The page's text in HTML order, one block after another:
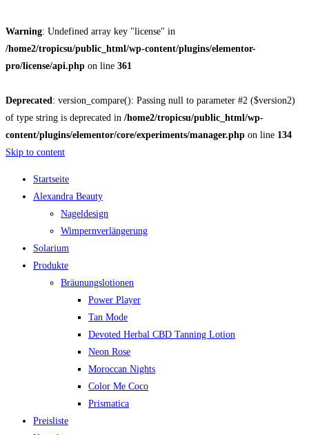
Warning: Undefined array key "license" in
/home2/tropicsu/public_html/wp-content/plugins/elementor-
pro/license/api.php on line 361
Deprecated: version_compare(): Passing null to parameter #2 ($version2)
of type string is deprecated in /home2/tropicsu/public_html/wp-
content/plugins/elementor/core/experiments/manager.php on line 134
Skip to content
Startseite
Alexandra Beauty
Nageldesign
Wimpernverlängerung
Solarium
Produkte
Bräunungslotionen
Power Player
Tan Mode
Devoted Herbal CBD Tanning Lotion
Neon Rose
Moroccan Nights
Color Me Coco
Prismatica
Preisliste